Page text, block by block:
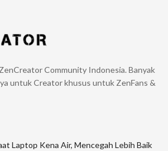
Community Indonesia. Banyak
untuk Creator khusus untuk ZenFans &
Laptop Kena Air, Mencegah Lebih Baik